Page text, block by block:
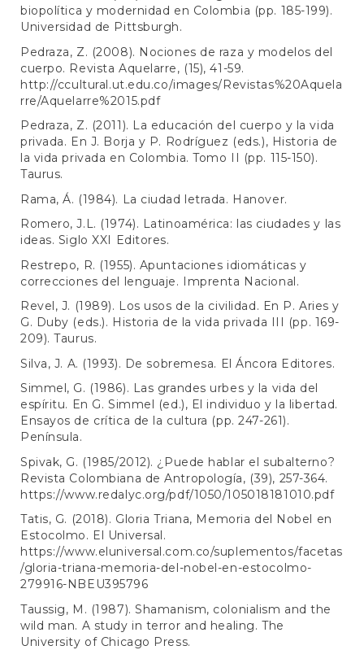
biopolítica y modernidad en Colombia (pp. 185-199).
Universidad de Pittsburgh.
Pedraza, Z. (2008). Nociones de raza y modelos del
cuerpo. Revista Aquelarre, (15), 41-59.
http://ccultural.ut.edu.co/images/Revistas%20Aquela
rre/Aquelarre%2015.pdf
Pedraza, Z. (2011). La educación del cuerpo y la vida
privada. En J. Borja y P. Rodríguez (eds.), Historia de
la vida privada en Colombia. Tomo II (pp. 115-150).
Taurus.
Rama, Á. (1984). La ciudad letrada. Hanover.
Romero, J.L. (1974). Latinoamérica: las ciudades y las
ideas. Siglo XXI Editores.
Restrepo, R. (1955). Apuntaciones idiomáticas y
correcciones del lenguaje. Imprenta Nacional.
Revel, J. (1989). Los usos de la civilidad. En P. Aries y
G. Duby (eds.). Historia de la vida privada III (pp. 169-
209). Taurus.
Silva, J. A. (1993). De sobremesa. El Áncora Editores.
Simmel, G. (1986). Las grandes urbes y la vida del
espíritu. En G. Simmel (ed.), El individuo y la libertad.
Ensayos de crítica de la cultura (pp. 247-261).
Península.
Spivak, G. (1985/2012). ¿Puede hablar el subalterno?
Revista Colombiana de Antropología, (39), 257-364.
https://www.redalyc.org/pdf/1050/105018181010.pdf
Tatis, G. (2018). Gloria Triana, Memoria del Nobel en
Estocolmo. El Universal.
https://www.eluniversal.com.co/suplementos/facetas
/gloria-triana-memoria-del-nobel-en-estocolmo-
279916-NBEU395796
Taussig, M. (1987). Shamanism, colonialism and the
wild man. A study in terror and healing. The
University of Chicago Press.